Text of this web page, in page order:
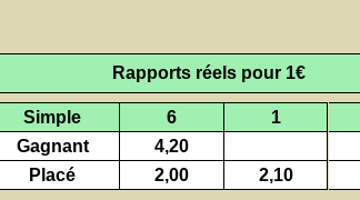
Rapports réels pour 1€
Simple 6 1
Gagnant
4,20
Placé
2,00 2,10